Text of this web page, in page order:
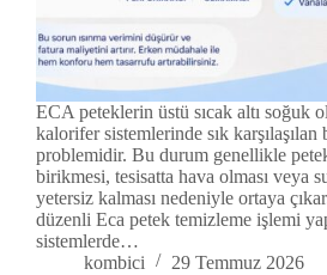
ECA peteklerin üstü sıcak altı soğuk
kalorifer sistemlerinde sık karşılaşılan
problemidir. Bu durum genellikle
birikmesi, tesisatta hava olması veya su
yetersiz kalması nedeniyle ortaya
düzenli Eca petek temizleme işlemi
sistemlerde…
kombici
29 Temmuz 2026